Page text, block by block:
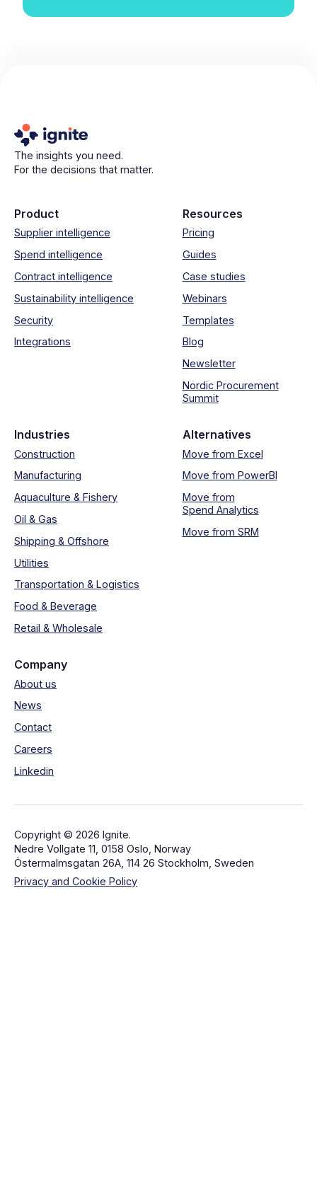
The insights you need.
For the decisions that matter.
Product
Supplier intelligence
Spend intelligence
Contract intelligence
Sustainability intelligence
Security
Integrations
Resources
Pricing
Guides
Case studies
Webinars
Templates
Blog
Newsletter
Nordic Procurement
Summit
Industries
Construction
Manufacturing
Aquaculture & Fishery
Oil & Gas
Shipping & Offshore
Utilities
Transportation & Logistics
Food & Beverage
Retail & Wholesale
Alternatives
Move from Excel
Move from PowerBI
Move from
Spend Analytics
Move from SRM
Company
About us
News
Contact
Careers
Linkedin
Copyright © 2026 Ignite.
Nedre Vollgate 11, 0158 Oslo, Norway
Östermalmsgatan 26A, 114 26 Stockholm, Sweden
Privacy and Cookie Policy